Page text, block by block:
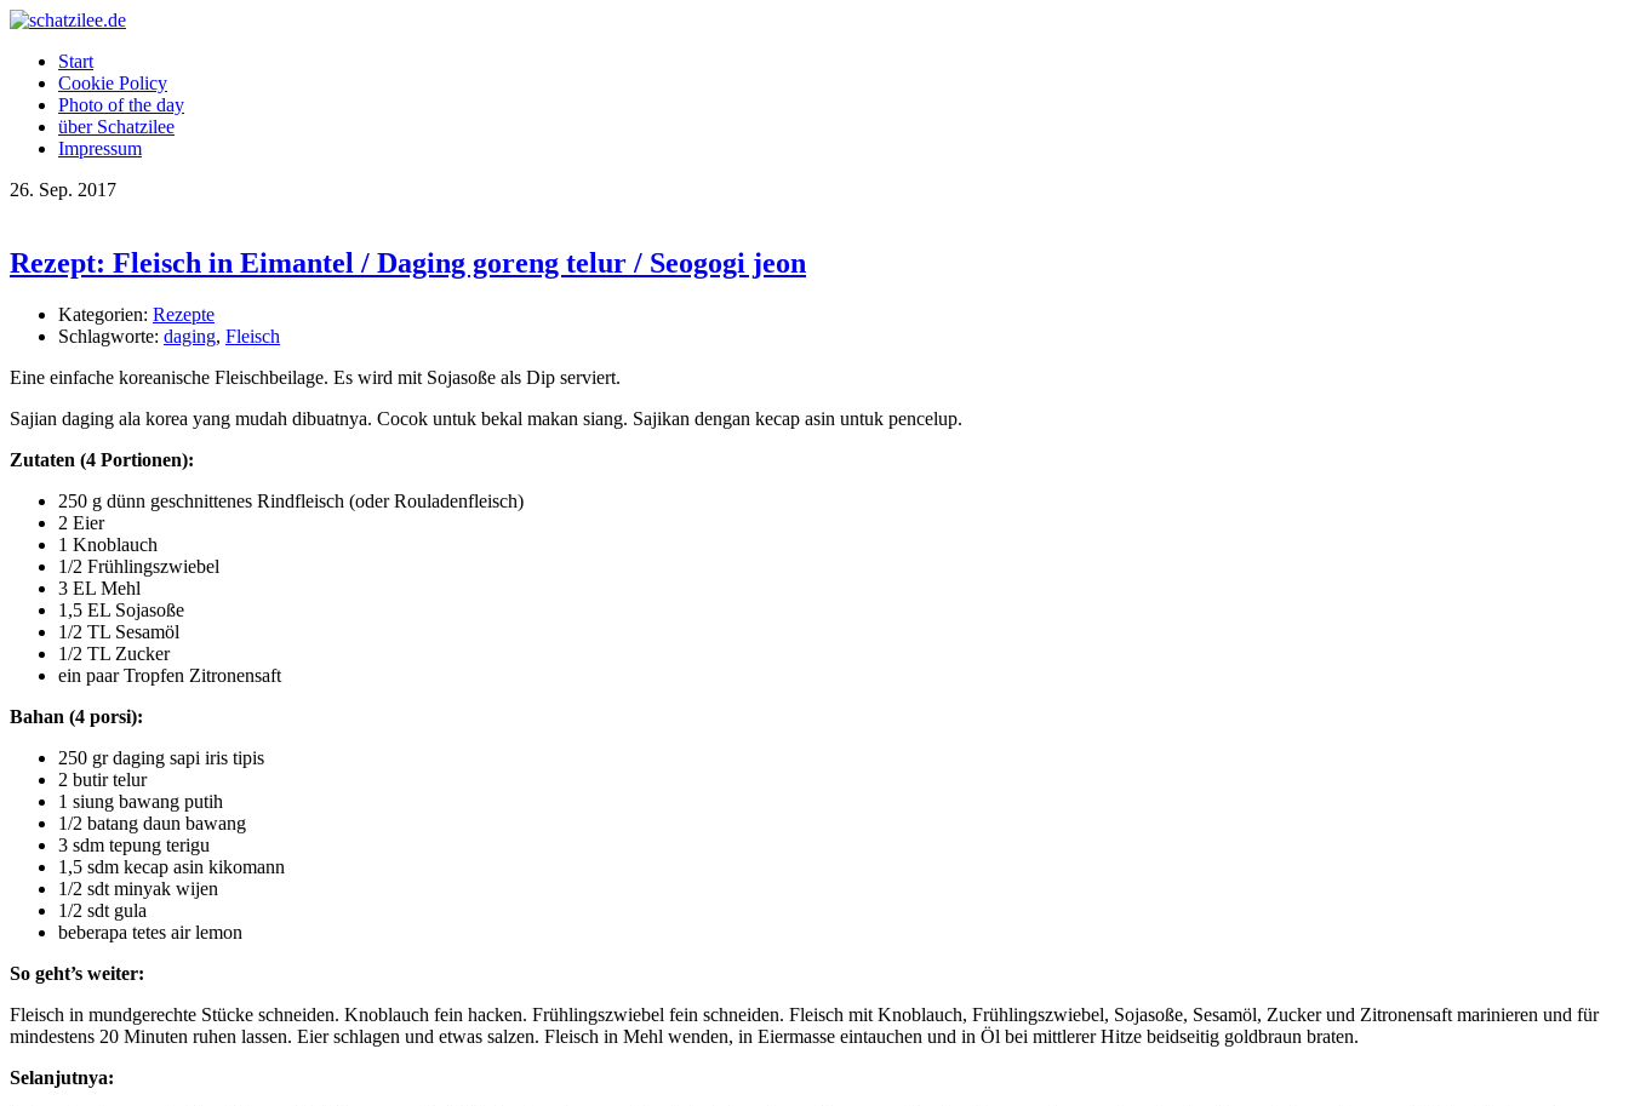
Start
Cookie Policy
Photo of the day
über Schatzilee
Impressum
26. Sep. 2017
Rezept: Fleisch in Eimantel / Daging goreng telur / Seogogi jeon
Kategorien: Rezepte
Schlagworte: daging, Fleisch
Eine einfache koreanische Fleischbeilage. Es wird mit Sojasoße als Dip serviert.
Sajian daging ala korea yang mudah dibuatnya. Cocok untuk bekal makan siang. Sajikan dengan kecap asin untuk pencelup.
Zutaten (4 Portionen):
250 g dünn geschnittenes Rindfleisch (oder Rouladenfleisch)
2 Eier
1 Knoblauch
1/2 Frühlingszwiebel
3 EL Mehl
1,5 EL Sojasoße
1/2 TL Sesamöl
1/2 TL Zucker
ein paar Tropfen Zitronensaft
Bahan (4 porsi):
250 gr daging sapi iris tipis
2 butir telur
1 siung bawang putih
1/2 batang daun bawang
3 sdm tepung terigu
1,5 sdm kecap asin kikomann
1/2 sdt minyak wijen
1/2 sdt gula
beberapa tetes air lemon
So geht’s weiter:
Fleisch in mundgerechte Stücke schneiden. Knoblauch fein hacken. Frühlingszwiebel fein schneiden. Fleisch mit Knoblauch, Frühlingszwiebel, Sojasoße, Sesamöl, Zucker und Zitronensaft marinieren und für
mindestens 20 Minuten ruhen lassen. Eier schlagen und etwas salzen. Fleisch in Mehl wenden, in Eiermasse eintauchen und in Öl bei mittlerer Hitze beidseitig goldbraun braten.
Selanjutnya: